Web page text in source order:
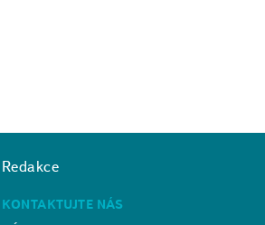
Redakce
KONTAKTUJTE NÁS